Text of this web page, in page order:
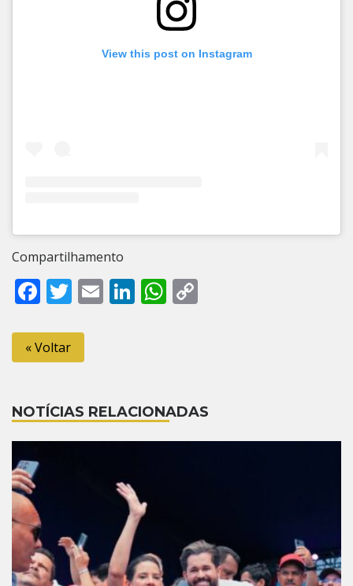
View this post on Instagram
Compartilhamento
Facebook
Twitter
EmailLinkedIn
WhatsApp
« Voltar
NOTÍCIAS RELACIONADAS